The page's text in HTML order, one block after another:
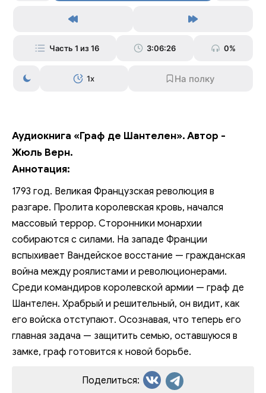
Часть 1 из 16 3:06:26 0%
1x
Аудиокнига «Граф де Шантелен». Автор -
Жюль Верн.
Аннотация:
1793 год. Великая Французская революция в
разгаре. Пролита королевская кровь, начался
массовый террор. Сторонники монархии
собираются с силами. На западе Франции
вспыхивает Вандейское восстание — гражданская
война между роялистами и революционерами.
Среди командиров королевской армии — граф де
Шантелен. Храбрый и решительный, он видит, как
его войска отступают. Осознавая, что теперь его
главная задача — защитить семью, оставшуюся в
замке, граф готовится к новой борьбе.
Поделиться: